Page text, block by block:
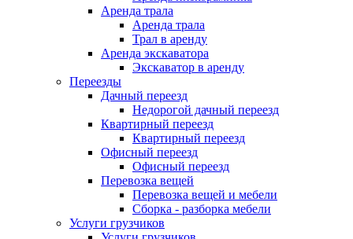
Аренда трала
Аренда трала
Трал в аренду
Аренда экскаватора
Экскаватор в аренду
Переезды
Дачный переезд
Недорогой дачный переезд
Квартирный переезд
Квартирный переезд
Офисный переезд
Офисный переезд
Перевозка вещей
Перевозка вещей и мебели
Сборка - разборка мебели
Услуги грузчиков